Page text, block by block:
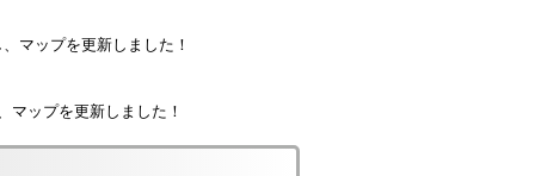
マップを更新しました！
ップを更新しました！